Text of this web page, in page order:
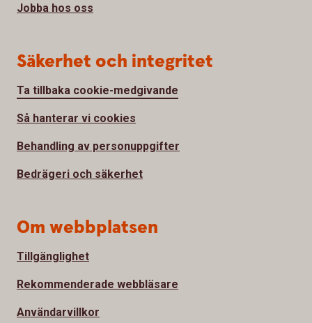
Jobba hos oss
Säkerhet och integritet
Ta tillbaka cookie-medgivande
Så hanterar vi cookies
Behandling av personuppgifter
Bedrägeri och säkerhet
Om webbplatsen
Tillgänglighet
Rekommenderade webbläsare
Användarvillkor